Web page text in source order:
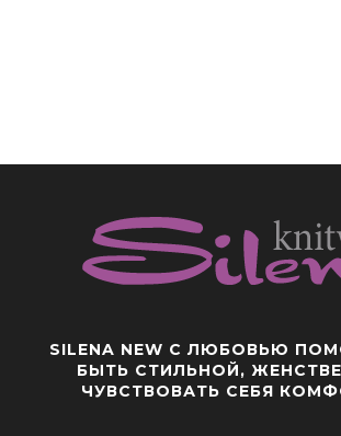
SILENA NEW С ЛЮБОВЬЮ
БЫТЬ СТИЛЬНОЙ,
ЧУВСТВОВАТЬ СЕБЯ